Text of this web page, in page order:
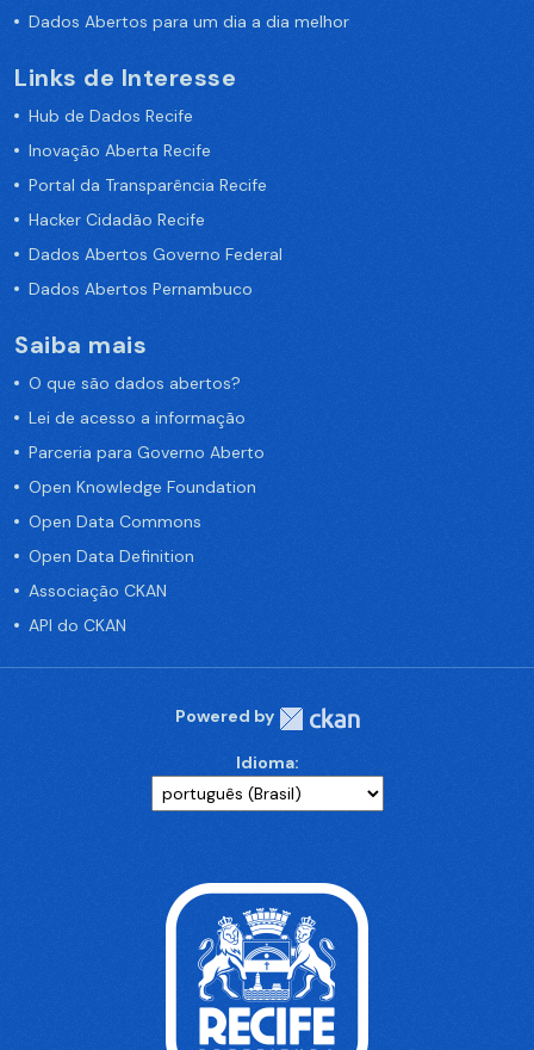
Dados Abertos para um dia a dia melhor
Links de Interesse
Hub de Dados Recife
Inovação Aberta Recife
Portal da Transparência Recife
Hacker Cidadão Recife
Dados Abertos Governo Federal
Dados Abertos Pernambuco
Saiba mais
O que são dados abertos?
Lei de acesso a informação
Parceria para Governo Aberto
Open Knowledge Foundation
Open Data Commons
Open Data Definition
Associação CKAN
API do CKAN
Powered by
Idioma